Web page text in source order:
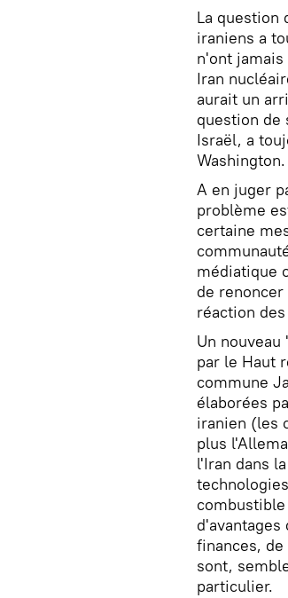
La question
iraniens a
n'ont
Iran
aurait un
question de
Israël, a
Washington.
A en juger
problème
certaine
médiatique
de
réaction
Un
par le Haut
commune
élaborées
iranien (les
plus
l'Iran dans
finances,
sont,
particulier.